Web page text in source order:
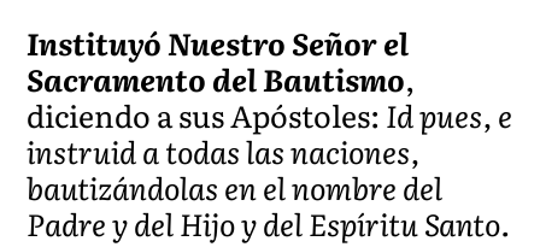
Instituyó Nuestro Señor el
Sacramento del Bautismo,
diciendo a sus Apóstoles: Id pues, e
instruid a todas las naciones,
bautizándolas en el nombre del
Padre y del Hijo y del Espíritu Santo.